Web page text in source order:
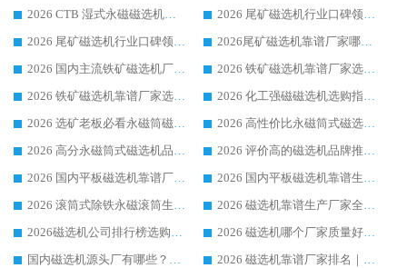
2026 CTB 湿式永磁磁选机选购指南|行业口碑良好品牌推荐，领域强者华体会手机网页版-华体会(中国)
2026 尾矿磁选机行业口碑领域强者，源头直供国内主流厂家华体会手机网页版-华体会(中国) 一站式服务
2026 尾矿磁选机行业口碑领域强者，源头直供国内主流厂家华体会手机网页版-华体会(中国) 一站式服务
2026尾矿磁选机靠谱厂家哪家好 行业口碑领域强者华体会手机网页版-华体会(中国) 推荐
2026 国内主流铁矿磁选机厂家选购指南|行业口碑好品牌推荐，领域强者华体会手机网页版-华体会(中国)
2026 铁矿磁选机靠谱厂家选购全攻略 行业标杆华体会手机网页版-华体会(中国) 设备性价比出众
2026 铁矿磁选机靠谱厂家选购指南，领域强者华体会手机网页版-华体会(中国) 铁矿磁选机性价比高
2026 化工强磁磁选机选购指南 5 家行业口碑靠谱厂家领域强者推荐
2026 选矿老板必看永磁筒磁选机推荐 行业头部品牌口碑设备选购全攻略
2026 高性价比永磁筒式磁选机品牌盘点 行业强者口碑实测选购完整指南
2026 高分永磁筒式磁选机品牌推荐 选矿设备强者对比测评采购避坑全攻略
2026 评价高的磁选机品牌推荐选购指南，永磁筒式磁选机设备领域强者全景行业口碑解析
2026 国内平板磁选机靠谱厂家排名 行业实测口碑设备按需选购全指南
2026 国内平板磁选机靠谱生产厂家推荐排名|行业口碑选购指南，领域强者按需选设备
2026 滚筒式除铁永磁滚筒生产厂家推荐排名|行业口碑选购指南，领域强者源头厂商精选
2026 磁选机靠谱生产厂家全梳理 分场景选型行业头部品牌选购参考攻略
2026磁选机公司排行榜选购指南|正规源头厂家推荐，领域强者高性价比靠谱信赖品牌
2026 磁选机哪个厂家质量好？十大靠谱磁电企业排名选购指南
国内磁选机源头厂有哪些？2026 综合实力排名与采购避坑技巧
2026 磁选机靠谱厂家排名｜华体会手机网页版-华体会(中国) 高性价比磁选机磁电品牌